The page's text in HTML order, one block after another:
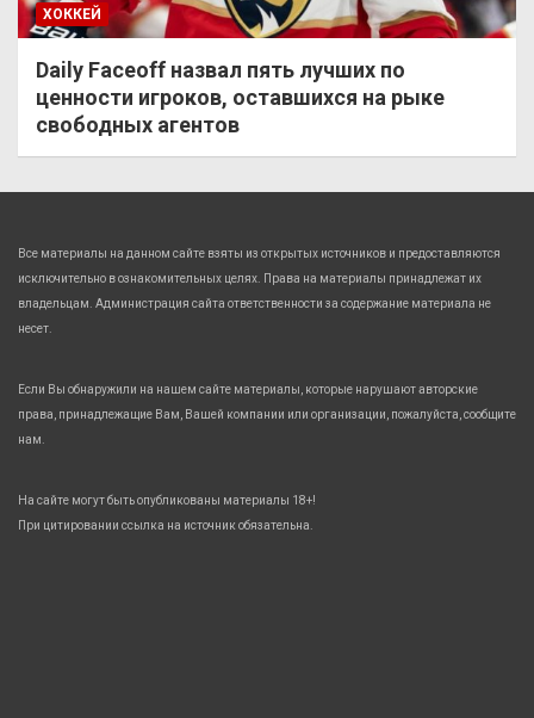
ХОККЕЙ
Daily Faceoff назвал пять лучших по
ценности игроков, оставшихся на рыке
свободных агентов
Все материалы на данном сайте взяты из открытых источников и предоставляются
исключительно в ознакомительных целях. Права на материалы принадлежат их
владельцам. Администрация сайта ответственности за содержание материала не
несет.
Если Вы обнаружили на нашем сайте материалы, которые нарушают авторские
права, принадлежащие Вам, Вашей компании или организации, пожалуйста, сообщите
нам.
На сайте могут быть опубликованы материалы 18+!
При цитировании ссылка на источник обязательна.